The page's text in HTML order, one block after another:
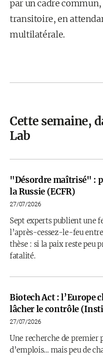
par un cadre
transitoire, en
multilatérale.
Cette semaine,
Lab
"Désordre maîtrisé" :
la Russie (ECFR)
27/07/2026
Sept experts publient une
l’après-cessez-le-feu
thèse : si la paix reste peu
fatalité.
Biotech Act : l’Europe
lâcher le contrôle
27/07/2026
Une recherche de premier
d’emplois… mais peu de